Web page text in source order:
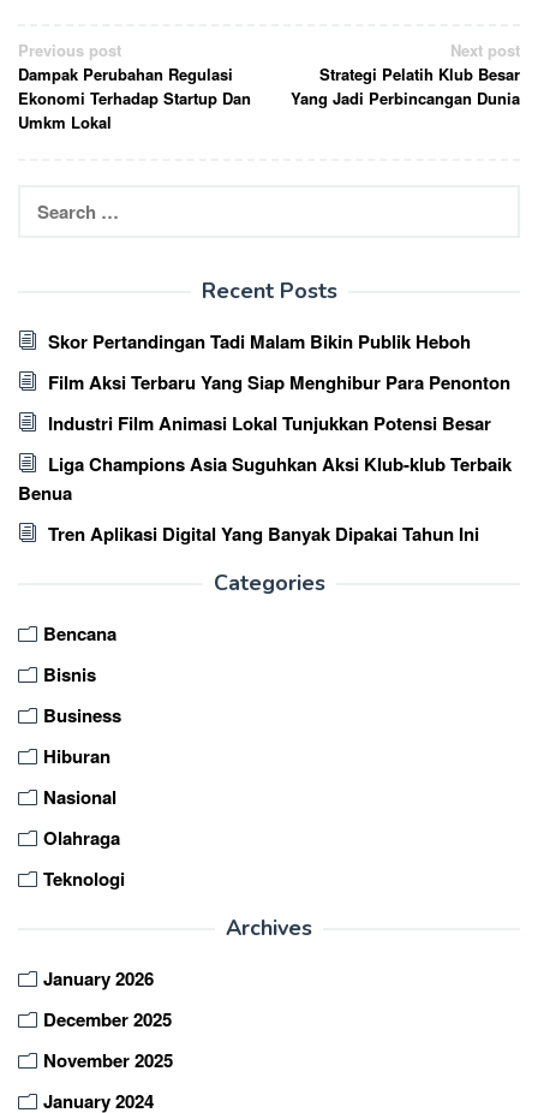
Post
navigation
Previous post
Dampak Perubahan Regulasi
Ekonomi Terhadap Startup Dan
Umkm Lokal
Next post
Strategi Pelatih Klub Besar
Yang Jadi Perbincangan Dunia
for:
Recent Posts
Skor Pertandingan Tadi Malam Bikin Publik Heboh
Film Aksi Terbaru Yang Siap Menghibur Para Penonton
Industri Film Animasi Lokal Tunjukkan Potensi Besar
Liga Champions Asia Suguhkan Aksi Klub-klub Terbaik
Benua
Tren Aplikasi Digital Yang Banyak Dipakai Tahun Ini
Categories
Bencana
Bisnis
Business
Hiburan
Nasional
Olahraga
Teknologi
Archives
January 2026
December 2025
November 2025
January 2024